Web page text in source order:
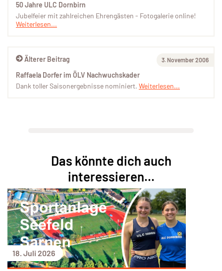
Älterer Beitrag 3. November 2006
Raffaela Dorfer im ÖLV Nachwuchskader
Dank toller Saisonergebnisse nominiert. Weiterlesen...
50 Jahre ULC Dornbirn
Jubelfeier mit zahlreichen Ehrengästen - Fotogalerie online!
Weiterlesen...
Das könnte dich auch
interessieren...
18. Juli 2026